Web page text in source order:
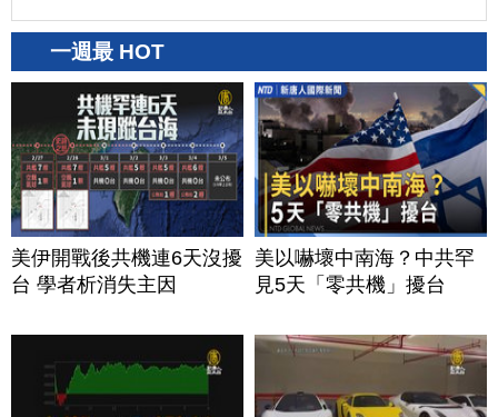
一週最 HOT
美伊開戰後共機連6天沒擾
台 學者析消失主因
美以嚇壞中南海？中共罕
見5天「零共機」擾台